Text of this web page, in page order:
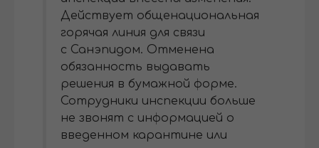
Действует общенациональная
горячая линия для связи
с Санэпидом. Отменена
обязанность выдавать
решения в бумажной форме.
Сотрудники инспекции больше
не звонят с информацией о
введенном карантине или